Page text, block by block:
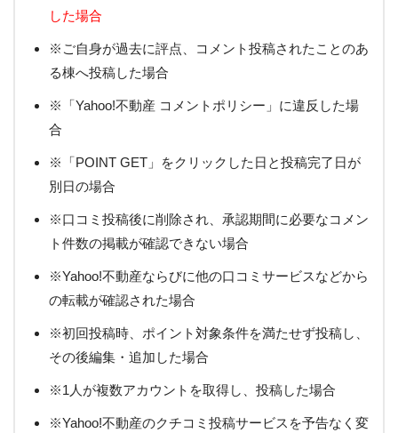
した場合
※ご自身が過去に評点、コメント投稿されたことのあ
る棟へ投稿した場合
※「Yahoo!不動産 コメントポリシー」に違反した場
合
※「POINT GET」をクリックした日と投稿完了日が
別日の場合
※口コミ投稿後に削除され、承認期間に必要なコメン
ト件数の掲載が確認できない場合
※Yahoo!不動産ならびに他の口コミサービスなどから
の転載が確認された場合
※初回投稿時、ポイント対象条件を満たせず投稿し、
その後編集・追加した場合
※1人が複数アカウントを取得し、投稿した場合
※Yahoo!不動産のクチコミ投稿サービスを予告なく変